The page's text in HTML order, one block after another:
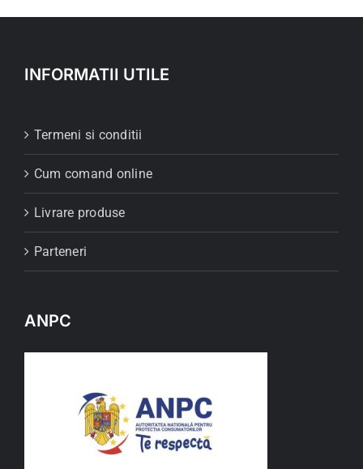
INFORMATII UTILE
Termeni si conditii
Cum comand online
Livrare produse
Parteneri
ANPC